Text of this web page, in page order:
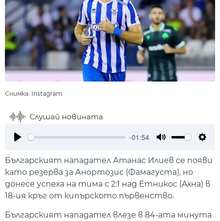
Снимка: Instagram
Слушай новината
-01:54
Българският нападател Атанас Илиев се появи
като резерва за Анортозис (Фамагуста), но
донесе успеха на тима с 2:1 над Етникос (Ахна) в
18-ия кръг от кипърското първенство.
Българският нападател влезе в 84-ата минута